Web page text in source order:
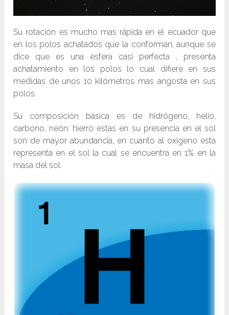
Su rotación es mucho mas rápida en el ecuador que
en los polos achatados que la conforman, aunque se
dice que es una esfera casi perfecta , presenta
achatamiento en los polos lo cual difiere en sus
medidas de unos 10 kilómetros mas angosta en sus
polos.
Su composición básica es de hidrógeno, helio,
carbono, neón, hierro estas en su presencia en el sol
son de mayor abundancia, en cuanto al oxigeno esta
representa en el sol la cual se encuentra en 1% en la
masa del sol.